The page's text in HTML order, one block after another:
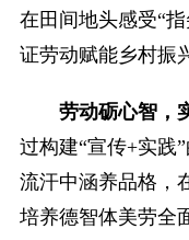
在田间地头感受“
证劳动赋能乡村振
劳动砺心智，
过构建“宣传+实践
流汗中涵养品格，
培养德智体美劳全